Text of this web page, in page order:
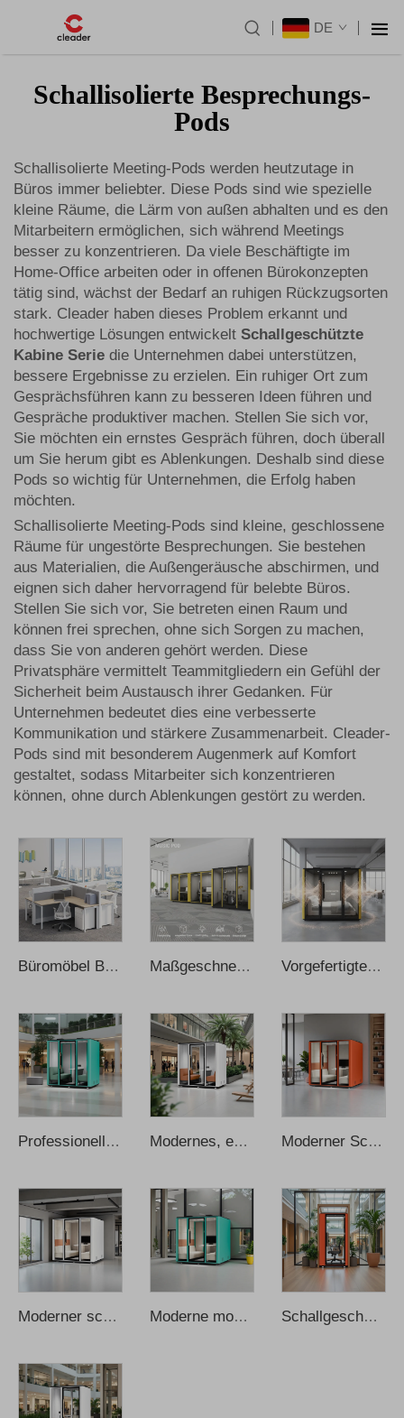
DE
Schallisolierte Besprechungs-
Pods
Schallisolierte Meeting-Pods werden heutzutage in
Büros immer beliebter. Diese Pods sind wie spezielle
kleine Räume, die Lärm von außen abhalten und es den
Mitarbeitern ermöglichen, sich während Meetings
besser zu konzentrieren. Da viele Beschäftigte im
Home-Office arbeiten oder in offenen Bürokonzepten
tätig sind, wächst der Bedarf an ruhigen Rückzugsorten
stark. Cleader haben dieses Problem erkannt und
hochwertige Lösungen entwickelt Schallgeschützte
Kabine Serie die Unternehmen dabei unterstützen,
bessere Ergebnisse zu erzielen. Ein ruhiger Ort zum
Gesprächsführen kann zu besseren Ideen führen und
Gespräche produktiver machen. Stellen Sie sich vor,
Sie möchten ein ernstes Gespräch führen, doch überall
um Sie herum gibt es Ablenkungen. Deshalb sind diese
Pods so wichtig für Unternehmen, die Erfolg haben
möchten.
Schallisolierte Meeting-Pods sind kleine, geschlossene
Räume für ungestörte Besprechungen. Sie bestehen
aus Materialien, die Außengeräusche abschirmen, und
eignen sich daher hervorragend für belebte Büros.
Stellen Sie sich vor, Sie betreten einen Raum und
können frei sprechen, ohne sich Sorgen zu machen,
dass Sie von anderen gehört werden. Diese
Privatsphäre vermittelt Teammitgliedern ein Gefühl der
Sicherheit beim Austausch ihrer Gedanken. Für
Unternehmen bedeutet dies eine verbesserte
Kommunikation und stärkere Zusammenarbeit. Cleader-
Pods sind mit besonderem Augenmerk auf Komfort
gestaltet, sodass Mitarbeiter sich konzentrieren
können, ohne durch Ablenkungen gestört zu werden.
Büromöbel Bürostuhl Schreibtische kleiner Bürotisch Maßgeschneiderter professioneller Schallmesser schallisolierte Kabine Pod Musik-Kabine Vorgefertigte Schlafkabine Intelligente schallisolierte tragbare Schlaf-Pods
Professionelle, exekutive, langlebige Privatsphäre-Meeting-Kabine, schallgedämmt Modernes, exekutives, privates Meeting-Pod, langlebiges Aluminiumlegierungs-oval, faltbar Moderner Schallschutzkiosk mit Aluminiumrahmen und beweglicher Meeting-Kabine
Moderner schallisolierte Home-Office-Privatsphären-Booth mit Aluminiumrahmen für Büro Moderne mobile Konferenzkabinen mit Aluminiumrahmen, schallgedämmt, beweglich Schallgeschützte Bürokabine für Telefonate, akustischer Büropod zum Sprachaufzeichnen